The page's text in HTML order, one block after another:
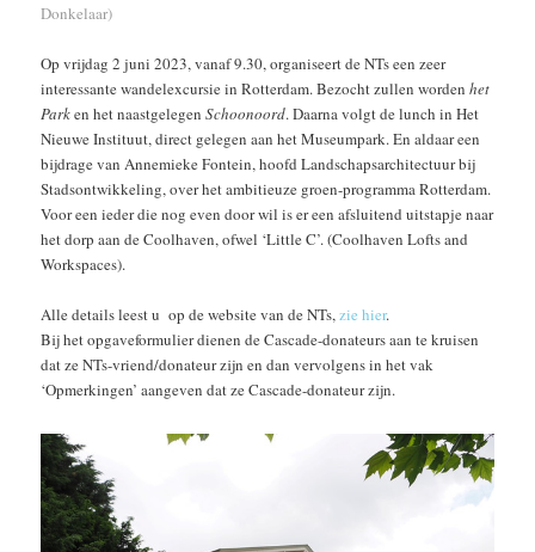
Donkelaar)
Op vrijdag 2 juni 2023, vanaf 9.30, organiseert de NTs een zeer
interessante wandelexcursie in Rotterdam. Bezocht zullen wordenhet
Parken het naastgelegenSchoonoord. Daarna volgt de lunch in Het
Nieuwe Instituut, direct gelegen aan het Museumpark. En aldaar een
bijdrage van Annemieke Fontein, hoofd Landschapsarchitectuur bij
Stadsontwikkeling, over het ambitieuze groen-programma Rotterdam.
Voor een ieder die nog even door wil is er een afsluitend uitstapje naar
het dorp aan de Coolhaven, ofwel ‘Little C’. (Coolhaven Lofts and
Workspaces).
Alle details leest u op de website van de NTs,zie hier.
Bij het opgaveformulier dienen de Cascade-donateurs aan te kruisen
dat ze NTs-vriend/donateur zijn en dan vervolgens in het vak
‘Opmerkingen’ aangeven dat ze Cascade-donateur zijn.